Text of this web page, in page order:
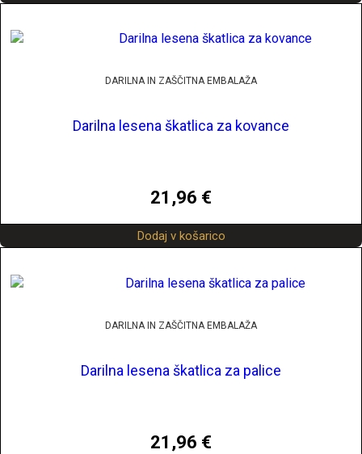
DARILNA IN ZAŠČITNA EMBALAŽA
Darilna lesena škatlica za kovance
21,96 €
Dodaj v košarico
DARILNA IN ZAŠČITNA EMBALAŽA
Darilna lesena škatlica za palice
21,96 €